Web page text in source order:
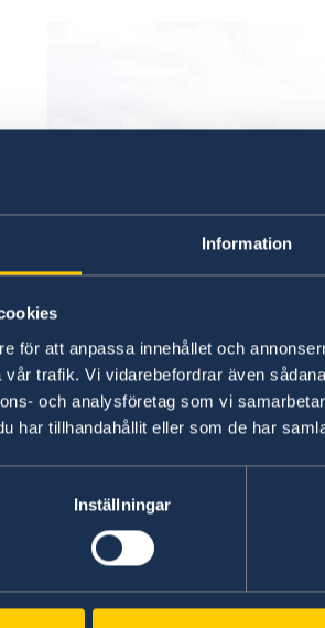
Information
för att anpassa innehållet och
trafik. Vi vidarebefordrar även
och analysföretag som vi
har tillhandahållit eller som de har
Inställningar
Cecilia Malmström Foto: Sara
Webinariet syftar till att ge